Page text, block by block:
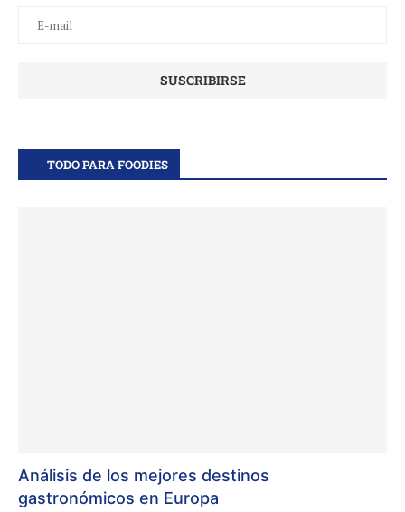
TODO PARA FOODIES
Análisis de los mejores destinos
gastronómicos en Europa